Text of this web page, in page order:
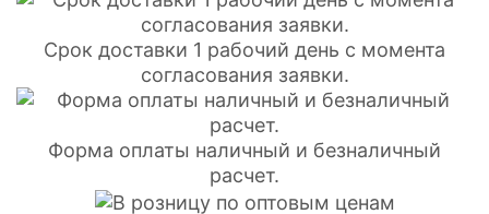
Срок доставки 1 рабочий день с момента
согласования заявки.
Форма оплаты наличный и безналичный
расчет.